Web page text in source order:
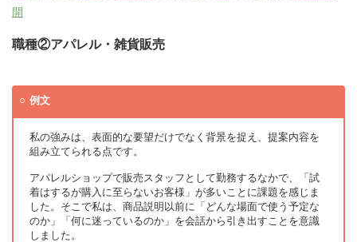
開
職種②アパレル・雑貨販売
例文
私の強みは、表面的な要望だけでなく背景を捉え、提案内容を
組み立てられる点です。
アパレルショップで販売スタッフとして勤務するなかで、「試
着はするが購入に至らないお客様」が多いことに課題を感じま
した。そこで私は、商品説明以前に「どんな場面で使う予定な
のか」「何に迷っているのか」を会話から引き出すことを意識
しました。